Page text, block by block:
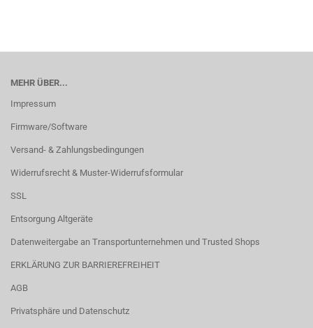
MEHR ÜBER...
Impressum
Firmware/Software
Versand- & Zahlungsbedingungen
Widerrufsrecht & Muster-Widerrufsformular
SSL
Entsorgung Altgeräte
Datenweitergabe an Transportunternehmen und Trusted Shops
ERKLÄRUNG ZUR BARRIEREFREIHEIT
AGB
Privatsphäre und Datenschutz